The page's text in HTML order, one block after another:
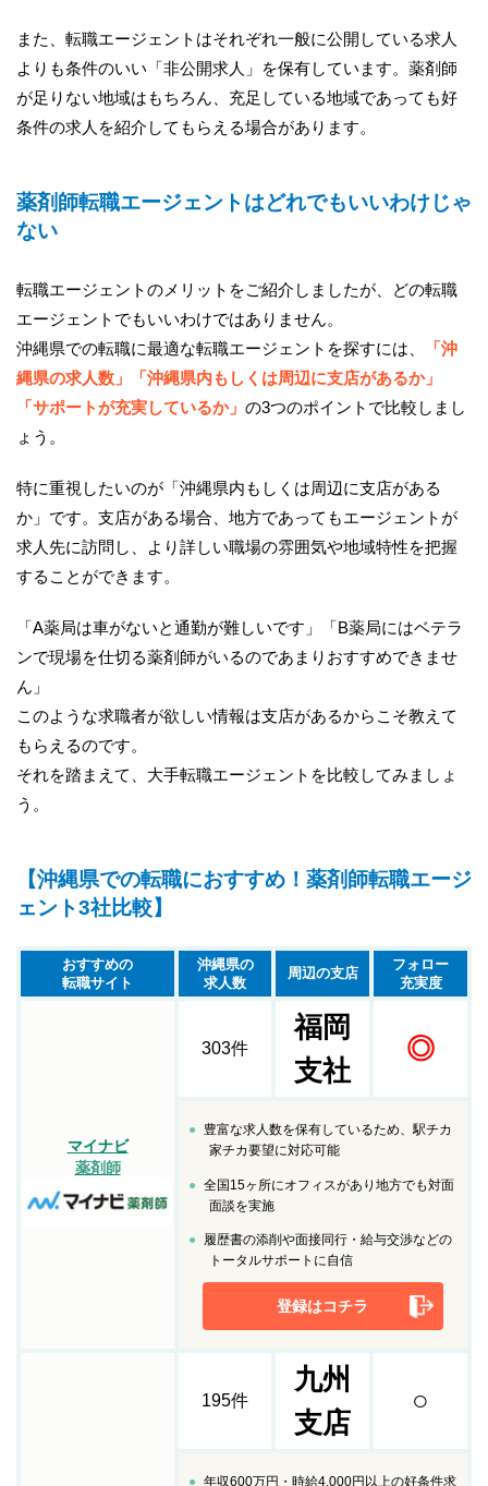
また、転職エージェントはそれぞれ一般に公開している求人
よりも条件のいい「非公開求人」を保有しています。薬剤師
が足りない地域はもちろん、充足している地域であっても好
条件の求人を紹介してもらえる場合があります。
薬剤師転職エージェントはどれでもいいわけじゃ
ない
転職エージェントのメリットをご紹介しましたが、どの転職
エージェントでもいいわけではありません。
沖縄県での転職に最適な転職エージェントを探すには、
「沖
縄県の求人数」「沖縄県内もしくは周辺に支店があるか」
「サポートが充実しているか」 の3つのポイントで比較しまし
ょう。
特に重視したいのが「沖縄県内もしくは周辺に支店がある
か」です。支店がある場合、地方であってもエージェントが
求人先に訪問し、より詳しい職場の雰囲気や地域特性を把握
することができます。
「A薬局は車がないと通勤が難しいです」「B薬局にはベテラ
ンで現場を仕切る薬剤師がいるのであまりおすすめできませ
ん」
このような求職者が欲しい情報は支店があるからこそ教えて
もらえるのです。
それを踏まえて、大手転職エージェントを比較してみましょ
う。
【沖縄県での転職におすすめ！薬剤師転職エージ
ェント3社比較】
おすすめの
転職サイト
沖縄県の
求人数
周辺の支店
フォロー
充実度
マイナビ
薬剤師
303件
福岡
支社
◎
豊富な求人数を保有しているため、駅チカ
家チカ要望に対応可能
全国15ヶ所にオフィスがあり地方でも対面
面談を実施
履歴書の添削や面接同行・給与交渉などの
トータルサポートに自信
登録はコチラ
195件
九州
支店
○
年収600万円・時給4,000円以上の好条件求